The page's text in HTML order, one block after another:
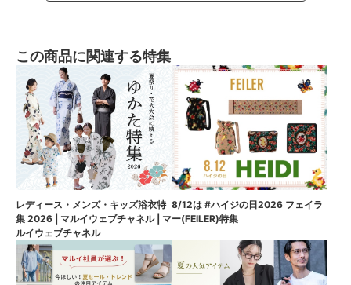
この商品に関連する特集
レディース・メンズ・キッズ浴衣特
集 2026 | マルイウェブチャネル | マ
ルイウェブチャネル
8/12は #ハイジの日2026 フェイラ
ー(FEILER)特集